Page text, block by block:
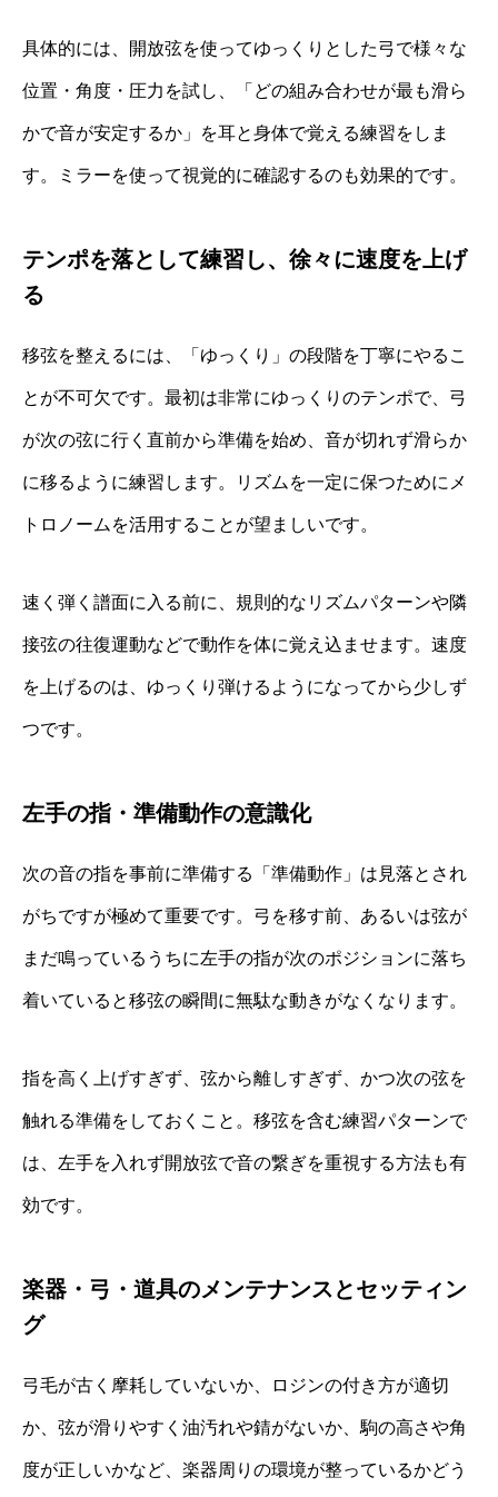
具体的には、開放弦を使ってゆっくりとした弓で様々な
位置・角度・圧力を試し、「どの組み合わせが最も滑ら
かで音が安定するか」を耳と身体で覚える練習をしま
す。ミラーを使って視覚的に確認するのも効果的です。
テンポを落として練習し、徐々に速度を上げ
る
移弦を整えるには、「ゆっくり」の段階を丁寧にやるこ
とが不可欠です。最初は非常にゆっくりのテンポで、弓
が次の弦に行く直前から準備を始め、音が切れず滑らか
に移るように練習します。リズムを一定に保つためにメ
トロノームを活用することが望ましいです。
速く弾く譜面に入る前に、規則的なリズムパターンや隣
接弦の往復運動などで動作を体に覚え込ませます。速度
を上げるのは、ゆっくり弾けるようになってから少しず
つです。
左手の指・準備動作の意識化
次の音の指を事前に準備する「準備動作」は見落とされ
がちですが極めて重要です。弓を移す前、あるいは弦が
まだ鳴っているうちに左手の指が次のポジションに落ち
着いていると移弦の瞬間に無駄な動きがなくなります。
指を高く上げすぎず、弦から離しすぎず、かつ次の弦を
触れる準備をしておくこと。移弦を含む練習パターンで
は、左手を入れず開放弦で音の繋ぎを重視する方法も有
効です。
楽器・弓・道具のメンテナンスとセッティン
グ
弓毛が古く摩耗していないか、ロジンの付き方が適切
か、弦が滑りやすく油汚れや錆がないか、駒の高さや角
度が正しいかなど、楽器周りの環境が整っているかどう